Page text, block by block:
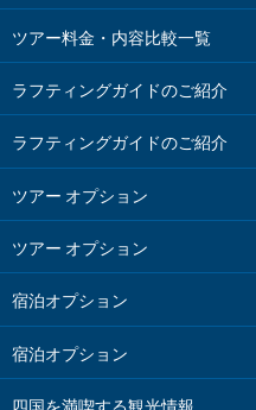
ツアー料金・内容比較一覧
ラフティングガイドのご紹介
ラフティングガイドのご紹介
ツアー オプション
ツアー オプション
宿泊オプション
宿泊オプション